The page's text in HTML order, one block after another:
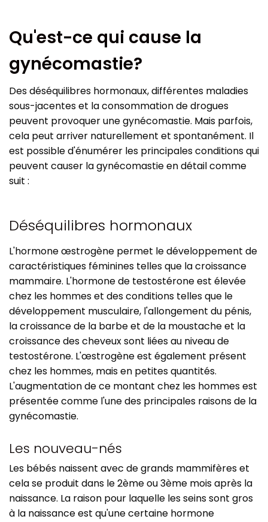
Qu'est-ce qui cause la
gynécomastie?
Des déséquilibres hormonaux, différentes maladies
sous-jacentes et la consommation de drogues
peuvent provoquer une gynécomastie. Mais parfois,
cela peut arriver naturellement et spontanément. Il
est possible d'énumérer les principales conditions qui
peuvent causer la gynécomastie en détail comme
suit :
Déséquilibres hormonaux
L'hormone œstrogène permet le développement de
caractéristiques féminines telles que la croissance
mammaire. L'hormone de testostérone est élevée
chez les hommes et des conditions telles que le
développement musculaire, l'allongement du pénis,
la croissance de la barbe et de la moustache et la
croissance des cheveux sont liées au niveau de
testostérone. L'œstrogène est également présent
chez les hommes, mais en petites quantités.
L'augmentation de ce montant chez les hommes est
présentée comme l'une des principales raisons de la
gynécomastie.
Les nouveau-nés
Les bébés naissent avec de grands mammifères et
cela se produit dans le 2ème ou 3ème mois après la
naissance. La raison pour laquelle les seins sont gros
à la naissance est qu'une certaine hormone